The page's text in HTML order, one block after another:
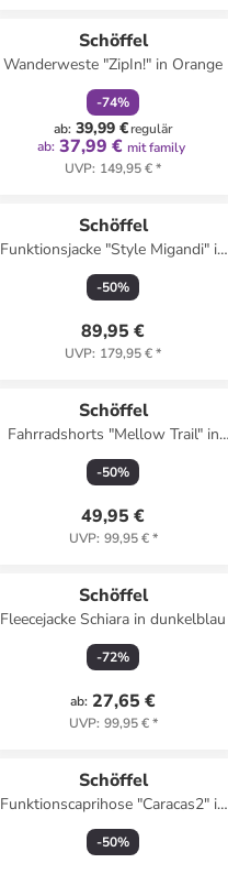
Schöffel
Wanderweste "ZipIn!" in Orange
-74%
ab: 39,99 €regulär
ab: 37,99 € mit family
UVP: 149,95 €*
Schöffel
Funktionsjacke "Style Migandi" in
Creme
-50%
89,95 €
UVP: 179,95 €*
Schöffel
Fahrradshorts "Mellow Trail" in
Hellblau
-50%
49,95 €
UVP: 99,95 €*
Schöffel
Fleecejacke Schiara in dunkelblau
-72%
ab: 27,65 €
UVP: 99,95 €*
Schöffel
Funktionscaprihose "Caracas2" in
Fuchsia
-50%